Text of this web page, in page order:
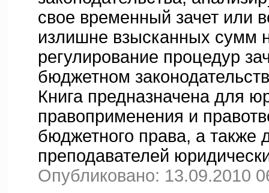
свое временный зачет или
излишне взысканных сумм
регулирование процедур
бюджетном
Книга предназначена для
правоприменения и
бюджетного права, а также
преподавателей
Опубликовано: 13.09.2010